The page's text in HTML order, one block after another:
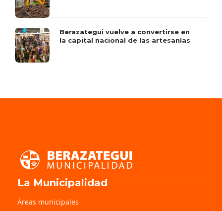
Berazategui vuelve a convertirse en
la capital nacional de las artesanías
La Municipalidad
Áreas municipales